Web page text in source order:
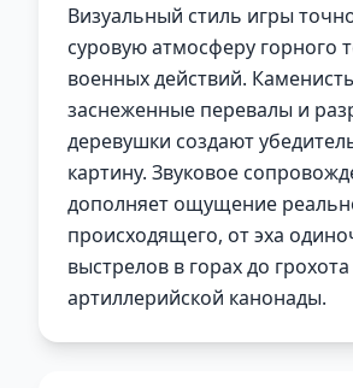
Визуальный стиль игры
суровую атмосферу горного
военных действий.
заснеженные перевалы и
деревушки создают
картину. Звуковое
дополняет ощущение
происходящего, от эха
выстрелов в горах до грохота
артиллерийской канонады.